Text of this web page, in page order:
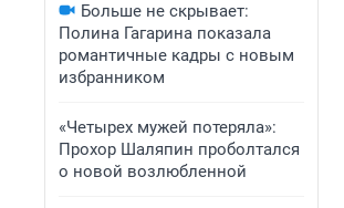
Больше не скрывает:
Полина Гагарина показала
романтичные кадры с новым
избранником
«Четырех мужей потеряла»:
Прохор Шаляпин проболтался
о новой возлюбленной